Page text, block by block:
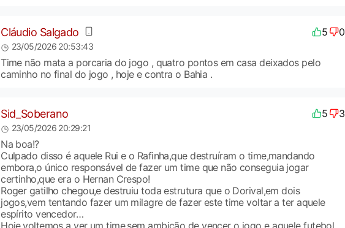
Cláudio Salgado 5 0
23/05/2026 20:53:43
Time não mata a porcaria do jogo , quatro pontos em casa deixados pelo
caminho no final do jogo , hoje e contra o Bahia .
Sid_Soberano 5 3
23/05/2026 20:29:21
Na boa!?
Culpado disso é aquele Rui e o Rafinha,que destruíram o time,mandando
embora,o único responsável de fazer um time que não conseguia jogar
certinho,que era o Hernan Crespo!
Roger gatilho chegou,e destruiu toda estrutura que o Dorival,em dois
jogos,vem tentando fazer um milagre de fazer este time voltar a ter aquele
espírito vencedor…